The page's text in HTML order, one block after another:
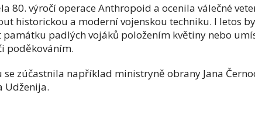
80. výročí operace Anthropoid a ocenila válečné
historickou a moderní vojenskou techniku. I letos
památku padlých vojáků položením květiny nebo
poděkováním.
se zúčastnila například ministryně obrany Jana
Udženija.